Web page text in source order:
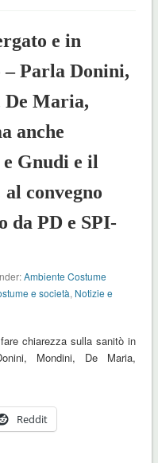
e in
– Parla Donini,
De Maria,
anche
Gnudi e il
convegno
da PD e SPI-
Ambiente Costume
e società, Notizie e
chiarezza sulla sanitò in
Mondini, De Maria,
Reddit